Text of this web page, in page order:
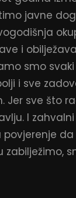
javne
i
smo
i sve
Jer sve što
I
povjerenje
zabilježimo,